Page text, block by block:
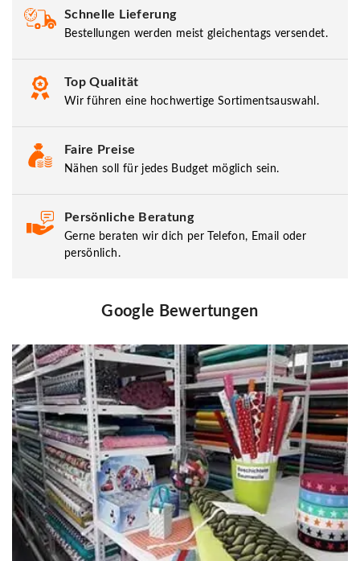
Schnelle Lieferung
Bestellungen werden meist gleichentags versendet.
Top Qualität
Wir führen eine hochwertige Sortimentsauswahl.
Faire Preise
Nähen soll für jedes Budget möglich sein.
Persönliche Beratung
Gerne beraten wir dich per Telefon, Email oder
persönlich.
Google Bewertungen